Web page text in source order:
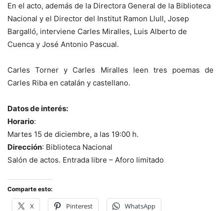
En el acto, además de la Directora General de la Biblioteca
Nacional y el Director del Institut Ramon Llull, Josep
Bargalló, interviene Carles Miralles, Luis Alberto de
Cuenca y José Antonio Pascual.
Carles Torner y Carles Miralles leen tres poemas de
Carles Riba en catalán y castellano.
Datos de interés:
Horario:
Martes 15 de diciembre, a las 19:00 h.
Dirección: Biblioteca Nacional
Salón de actos. Entrada libre – Aforo limitado
Comparte esto:
X Pinterest WhatsApp